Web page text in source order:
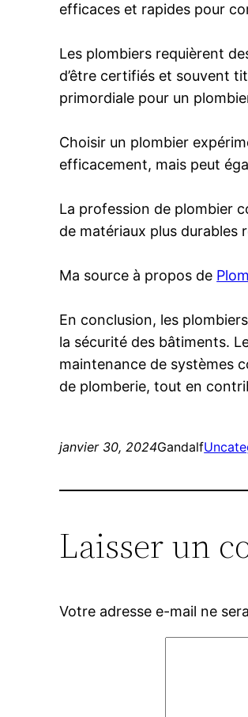
efficaces et rapides pour
Les plombiers requièrent
d’être certifiés et souvent
primordiale pour un
Choisir un plombier
efficacement, mais peut
La profession de plombier
de matériaux plus
Ma source à propos de
En conclusion, les
la sécurité des bâtiments.
maintenance de systèmes
de plomberie, tout en
janvier 30, 2024Gandalf
Laisser un
Votre adresse e-mail ne